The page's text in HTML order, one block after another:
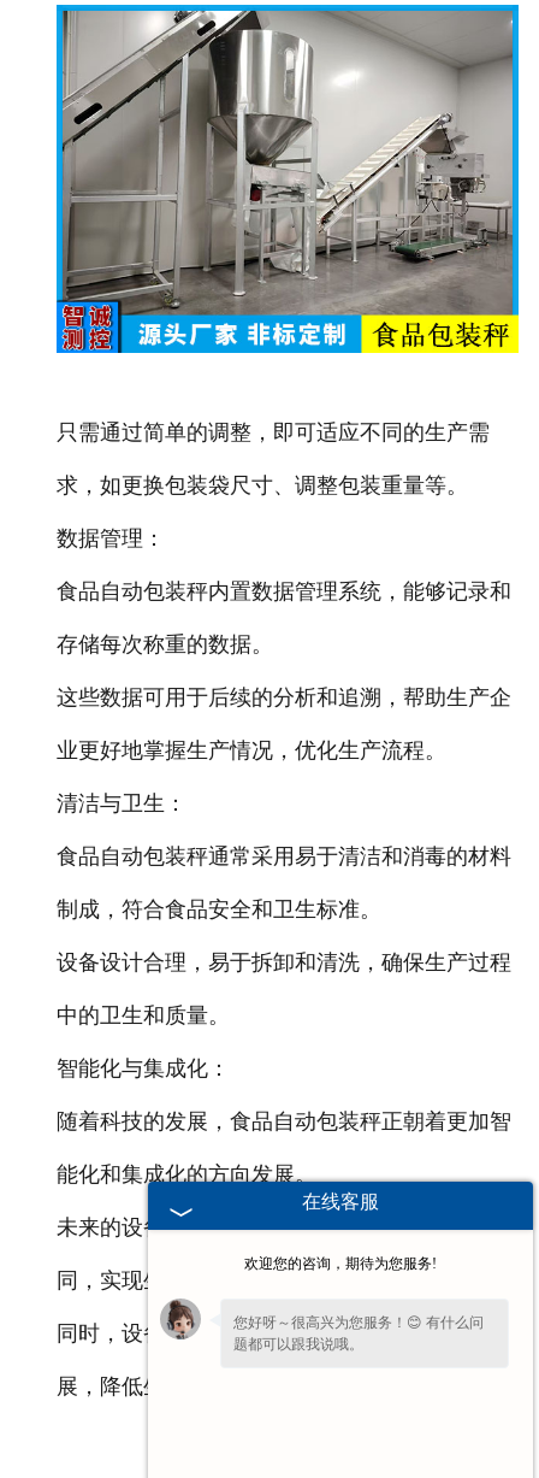
只需通过简单的调整，即可适应不同的生产需
求，如更换包装袋尺寸、调整包装重量等。
数据管理：
食品自动包装秤内置数据管理系统，能够记录和
存储每次称重的数据。
这些数据可用于后续的分析和追溯，帮助生产企
业更好地掌握生产情况，优化生产流程。
清洁与卫生：
食品自动包装秤通常采用易于清洁和消毒的材料
制成，符合食品安全和卫生标准。
设备设计合理，易于拆卸和清洗，确保生产过程
中的卫生和质量。
智能化与集成化：
随着科技的发展，食品自动包装秤正朝着更加智
能化和集成化的方向发展。
未来的设备将更加注重与上下游设备的集成和协
同，实现生产线的整体自动化和智能化。
同时，设备也将更加注重节能环保和可持续发
展，降低生产过程中的能耗和废弃物排放。
在线客服
欢迎您的咨询，期待为您服务!
您好呀～很高兴为您服务！😊 有什么问
题都可以跟我说哦。